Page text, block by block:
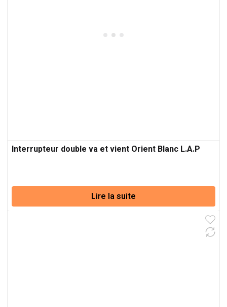
Interrupteur double va et vient Orient Blanc L.A.P
Lire la suite